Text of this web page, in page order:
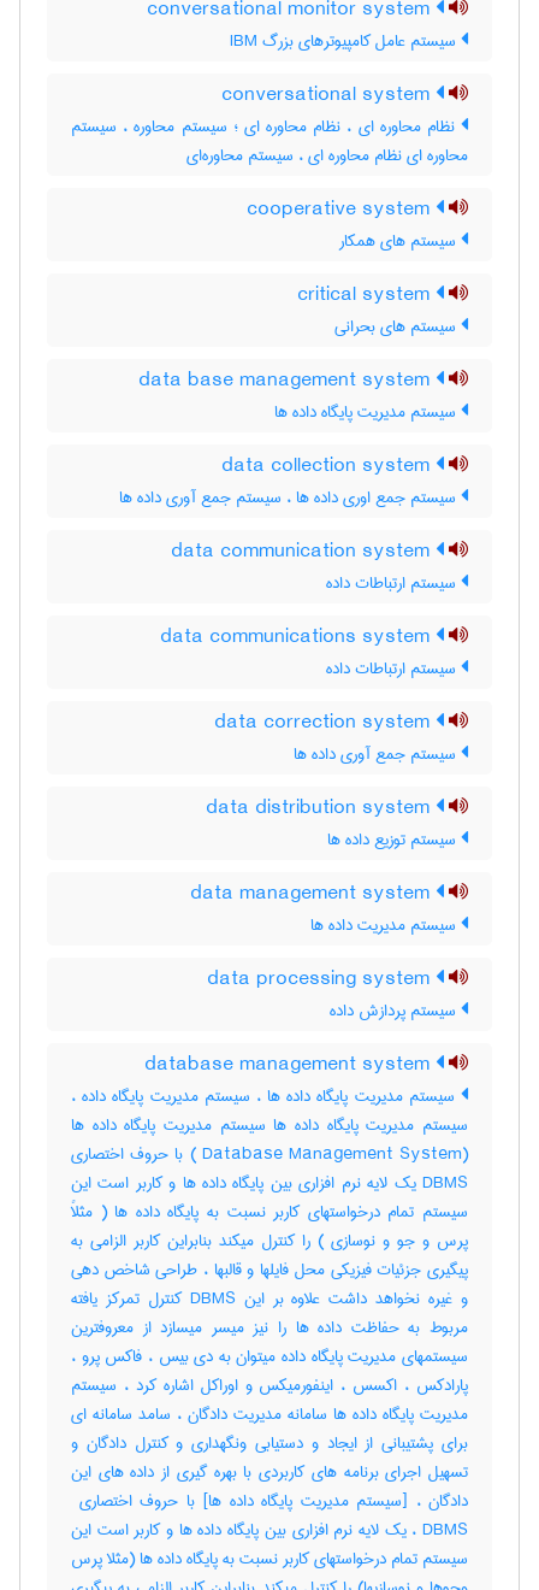
سیستم عامل کامپیوترهای بزرگ IBM
نظام محاوره ای ، نظام محاوره ای ؛ سیستم محاوره ، سیستم
محاوره ای نظام محاوره ای ، سیستم محاوره‌ای
سیستم های همکار
سیستم های بحرانی
سیستم مدیریت پایگاه داده ها
سیستم جمع اوری داده ها ، سیستم جمع آوری داده ها
سیستم ارتباطات داده
سیستم ارتباطات داده
سیستم جمع آوری داده ها
سیستم توزیع داده ها
سیستم مدیریت داده ها
سیستم پردازش داده
سیستم مدیریت پایگاه داده ها ، سیستم مدیریت پایگاه داده ،
سیستم مدیریت پایگاه داده ها سیستم مدیریت پایگاه داده ها
(Database Management System ) با حروف اختصاری
DBMS یک لایه نرم افزاری بین پایگاه داده ها و کاربر است این
سیستم تمام درخواستهای کاربر نسبت به پایگاه داده ها ( مثلاً
پرس و جو و نوسازی ) را کنترل میکند بنابراین کاربر الزامی به
پیگیری جزئیات فیزیکی محل فایلها و قالبها ، طراحی شاخص دهی
و غیره نخواهد داشت علاوه بر این DBMS کنترل تمرکز یافته
مربوط به حفاظت داده ها را نیز میسر میسازد از معروفترین
سیستمهای مدیریت پایگاه داده میتوان به دی بیس ، فاکس پرو ،
پارادکس ، اکسس ، اینفورمیکس و اوراکل اشاره کرد ، سیستم
مدیریت پایگاه داده ها سامانه مدیریت دادگان ، سامد سامانه ای
برای پشتیبانی از ایجاد و دستیابی ونگهداری و کنترل دادگان و
تسهیل اجرای برنامه های کاربردی با بهره گیری از داده های این
DBMS ، یک لایه نرم افزاری بین پایگاه داده ها و کاربر است این
سیستم تمام درخواستهای کاربر نسبت به پایگاه داده ها (مثلا پرس